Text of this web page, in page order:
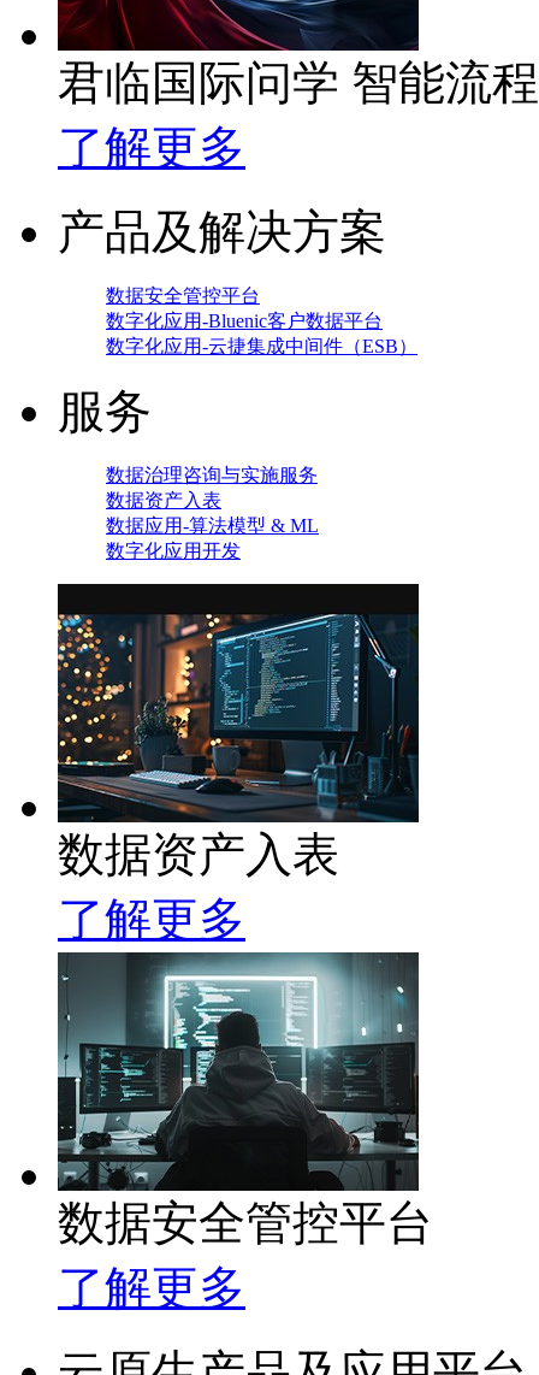
君临国际问学 智能流
了解更多
产品及解决方案
数据安全管控平台
数字化应用-Bluenic客户数据平台
数字化应用-云捷集成中间件（ESB）
服务
数据治理咨询与实施服务
数据资产入表
数据应用-算法模型 & ML
数字化应用开发
数据资产入表
了解更多
数据安全管控平台
了解更多